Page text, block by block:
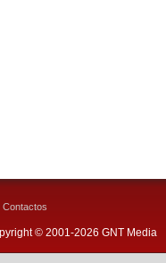
Contactos
© 2001-2026 GNT Media